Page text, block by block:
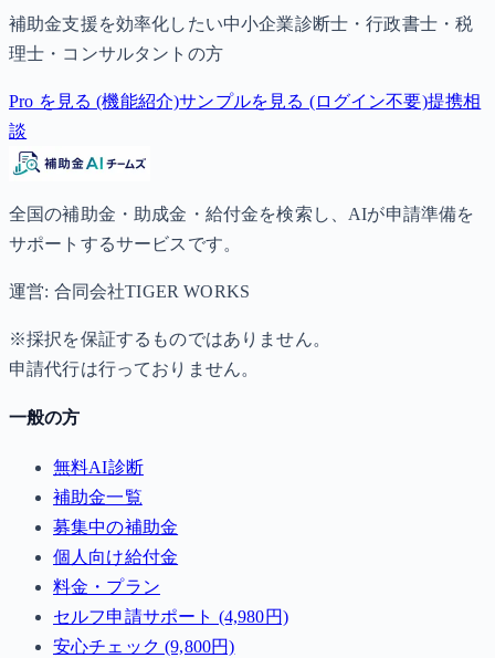
補助金支援を効率化したい中小企業診断士・行政書士・税
理士・コンサルタントの方
Pro を見る (機能紹介)サンプルを見る (ログイン不要)提携相
談
全国の補助金・助成金・給付金を検索し、AIが申請準備を
サポートするサービスです。
運営: 合同会社TIGER WORKS
※採択を保証するものではありません。
申請代行は行っておりません。
一般の方
無料AI診断
補助金一覧
募集中の補助金
個人向け給付金
料金・プラン
セルフ申請サポート (4,980円)
安心チェック (9,800円)